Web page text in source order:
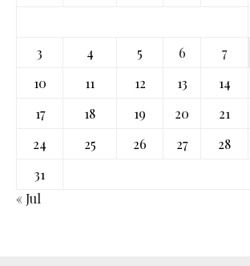
3
4 5 6 7
10
11 12 13 14
17
18 19 20 21
24
25 26 27 28
31
« Jul